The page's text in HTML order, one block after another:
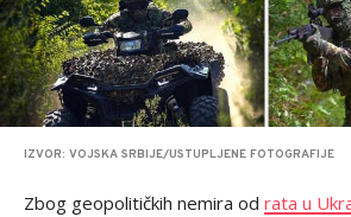
IZVOR: VOJSKA SRBIJE/USTUPLJENE FOTOGRAFIJE
Zbog geopolitičkih nemira od rata u